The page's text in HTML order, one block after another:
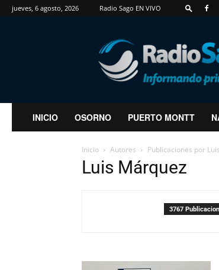
jueves, 6 agosto, 2026 Radio Sago EN VIVO
RadioSago
INICIO OSORNO PUERTO MONTT
Inicio Autores Publicaciones por
Luis Márquez
3767